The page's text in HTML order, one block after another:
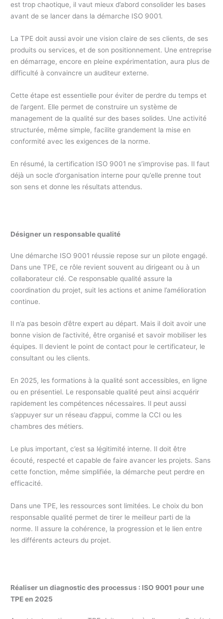
est trop chaotique, il vaut mieux d’abord consolider les bases
avant de se lancer dans la démarche ISO 9001.
La TPE doit aussi avoir une vision claire de ses clients, de ses
produits ou services, et de son positionnement. Une entreprise
en démarrage, encore en pleine expérimentation, aura plus de
difficulté à convaincre un auditeur externe.
Cette étape est essentielle pour éviter de perdre du temps et
de l’argent. Elle permet de construire un système de
management de la qualité sur des bases solides. Une activité
structurée, même simple, facilite grandement la mise en
conformité avec les exigences de la norme.
En résumé, la certification ISO 9001 ne s’improvise pas. Il faut
déjà un socle d’organisation interne pour qu’elle prenne tout
son sens et donne les résultats attendus.
Désigner un responsable qualité
Une démarche ISO 9001 réussie repose sur un pilote engagé.
Dans une TPE, ce rôle revient souvent au dirigeant ou à un
collaborateur clé. Ce responsable qualité assure la
coordination du projet, suit les actions et anime l’amélioration
continue.
Il n’a pas besoin d’être expert au départ. Mais il doit avoir une
bonne vision de l’activité, être organisé et savoir mobiliser les
équipes. Il devient le point de contact pour le certificateur, le
consultant ou les clients.
En 2025, les formations à la qualité sont accessibles, en ligne
ou en présentiel. Le responsable qualité peut ainsi acquérir
rapidement les compétences nécessaires. Il peut aussi
s’appuyer sur un réseau d’appui, comme la CCI ou les
chambres des métiers.
Le plus important, c’est sa légitimité interne. Il doit être
écouté, respecté et capable de faire avancer les projets. Sans
cette fonction, même simplifiée, la démarche peut perdre en
efficacité.
Dans une TPE, les ressources sont limitées. Le choix du bon
responsable qualité permet de tirer le meilleur parti de la
norme. Il assure la cohérence, la progression et le lien entre
les différents acteurs du projet.
Réaliser un diagnostic des processus : ISO 9001 pour une
TPE en 2025